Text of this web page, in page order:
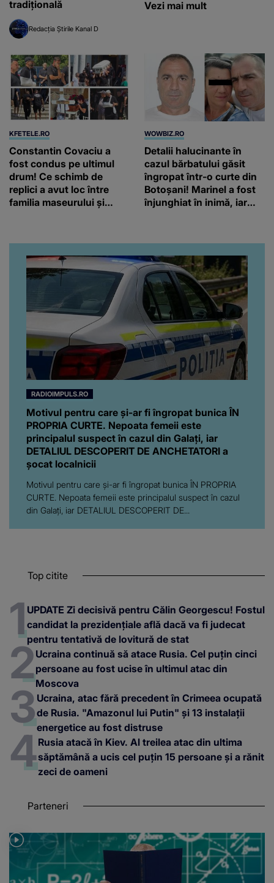
tradițională
Redacția Știrile Kanal D
Vezi mai mult
KFETELE.RO
Constantin Covaciu a
fost condus pe ultimul
drum! Ce schimb de
replici a avut loc între
familia maseurului și
obrazul.”
WOWBIZ.RO
Detalii halucinante în
cazul bărbatului găsit
îngropat într-o curte din
Botoșani! Marinel a fost
înjunghiat în inimă, iar
RADIOIMPULS.RO
Motivul pentru care și-ar fi îngropat bunica ÎN
PROPRIA CURTE. Nepoata femeii este
principalul suspect în cazul din Galați, iar
DETALIUL DESCOPERIT DE ANCHETATORI a
șocat localnicii
Motivul pentru care și-ar fi îngropat bunica ÎN PROPRIA
CURTE. Nepoata femeii este principalul suspect în cazul
din Galați, iar DETALIUL DESCOPERIT DE...
Top citite
UPDATE Zi decisivă pentru Călin Georgescu! Fostul
candidat la prezidențiale află dacă va fi judecat
pentru tentativă de lovitură de stat
Ucraina continuă să atace Rusia. Cel puțin cinci
persoane au fost ucise în ultimul atac din
Moscova
Ucraina, atac fără precedent în Crimeea ocupată
de Rusia. "Amazonul lui Putin" și 13 instalații
energetice au fost distruse
Rusia atacă în Kiev. Al treilea atac din ultima
săptămână a ucis cel puțin 15 persoane și a rănit
zeci de oameni
Parteneri